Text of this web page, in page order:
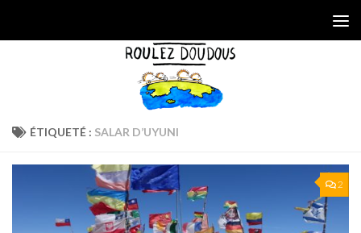
ÉTIQUETÉ : SALAR D’UYUNI
2